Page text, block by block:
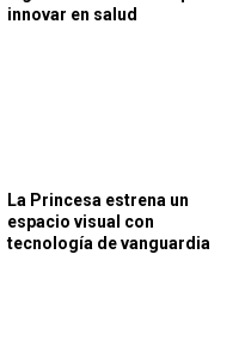
innovar en salud
La Princesa estrena un
espacio visual con
tecnología de vanguardia